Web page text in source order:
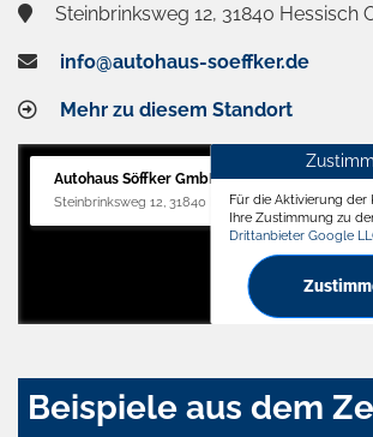
Steinbrinksweg 12, 31840 Hessisch
info@autohaus-soeffker.de
Mehr zu diesem Standort
Autohaus Söffker GmbH
Steinbrinksweg 12, 31840 Hessisch Oldendorf
Für die Aktivierung der
Ihre Zustimmung zu
Drittanbieter Google
Beispiele aus dem